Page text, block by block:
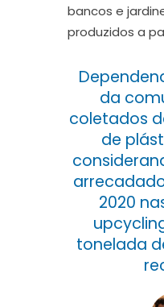
bancos e
produzidos a
da
coletados
de
2020
tonelada